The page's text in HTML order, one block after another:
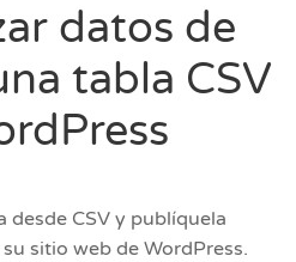
datos de
tabla CSV
desde CSV y publíquela
sitio web de WordPress.